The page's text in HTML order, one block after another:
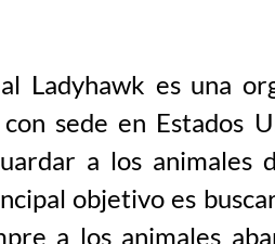
Ladyhawk es una
sede en Estados
a los animales
objetivo es
a los animales